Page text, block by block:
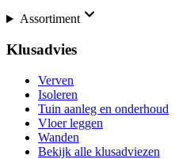
Assortiment
Klusadvies
Verven
Isoleren
Tuin aanleg en onderhoud
Vloer leggen
Wanden
Bekijk alle klusadviezen